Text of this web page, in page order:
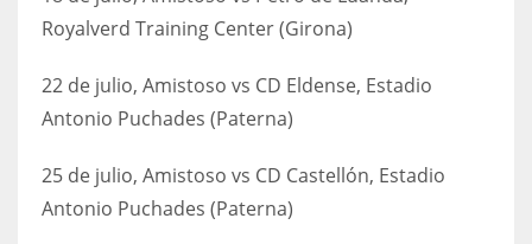
Royalverd Training Center (Girona)
22 de julio, Amistoso vs CD Eldense, Estadio
Antonio Puchades (Paterna)
25 de julio, Amistoso vs CD Castellón, Estadio
Antonio Puchades (Paterna)